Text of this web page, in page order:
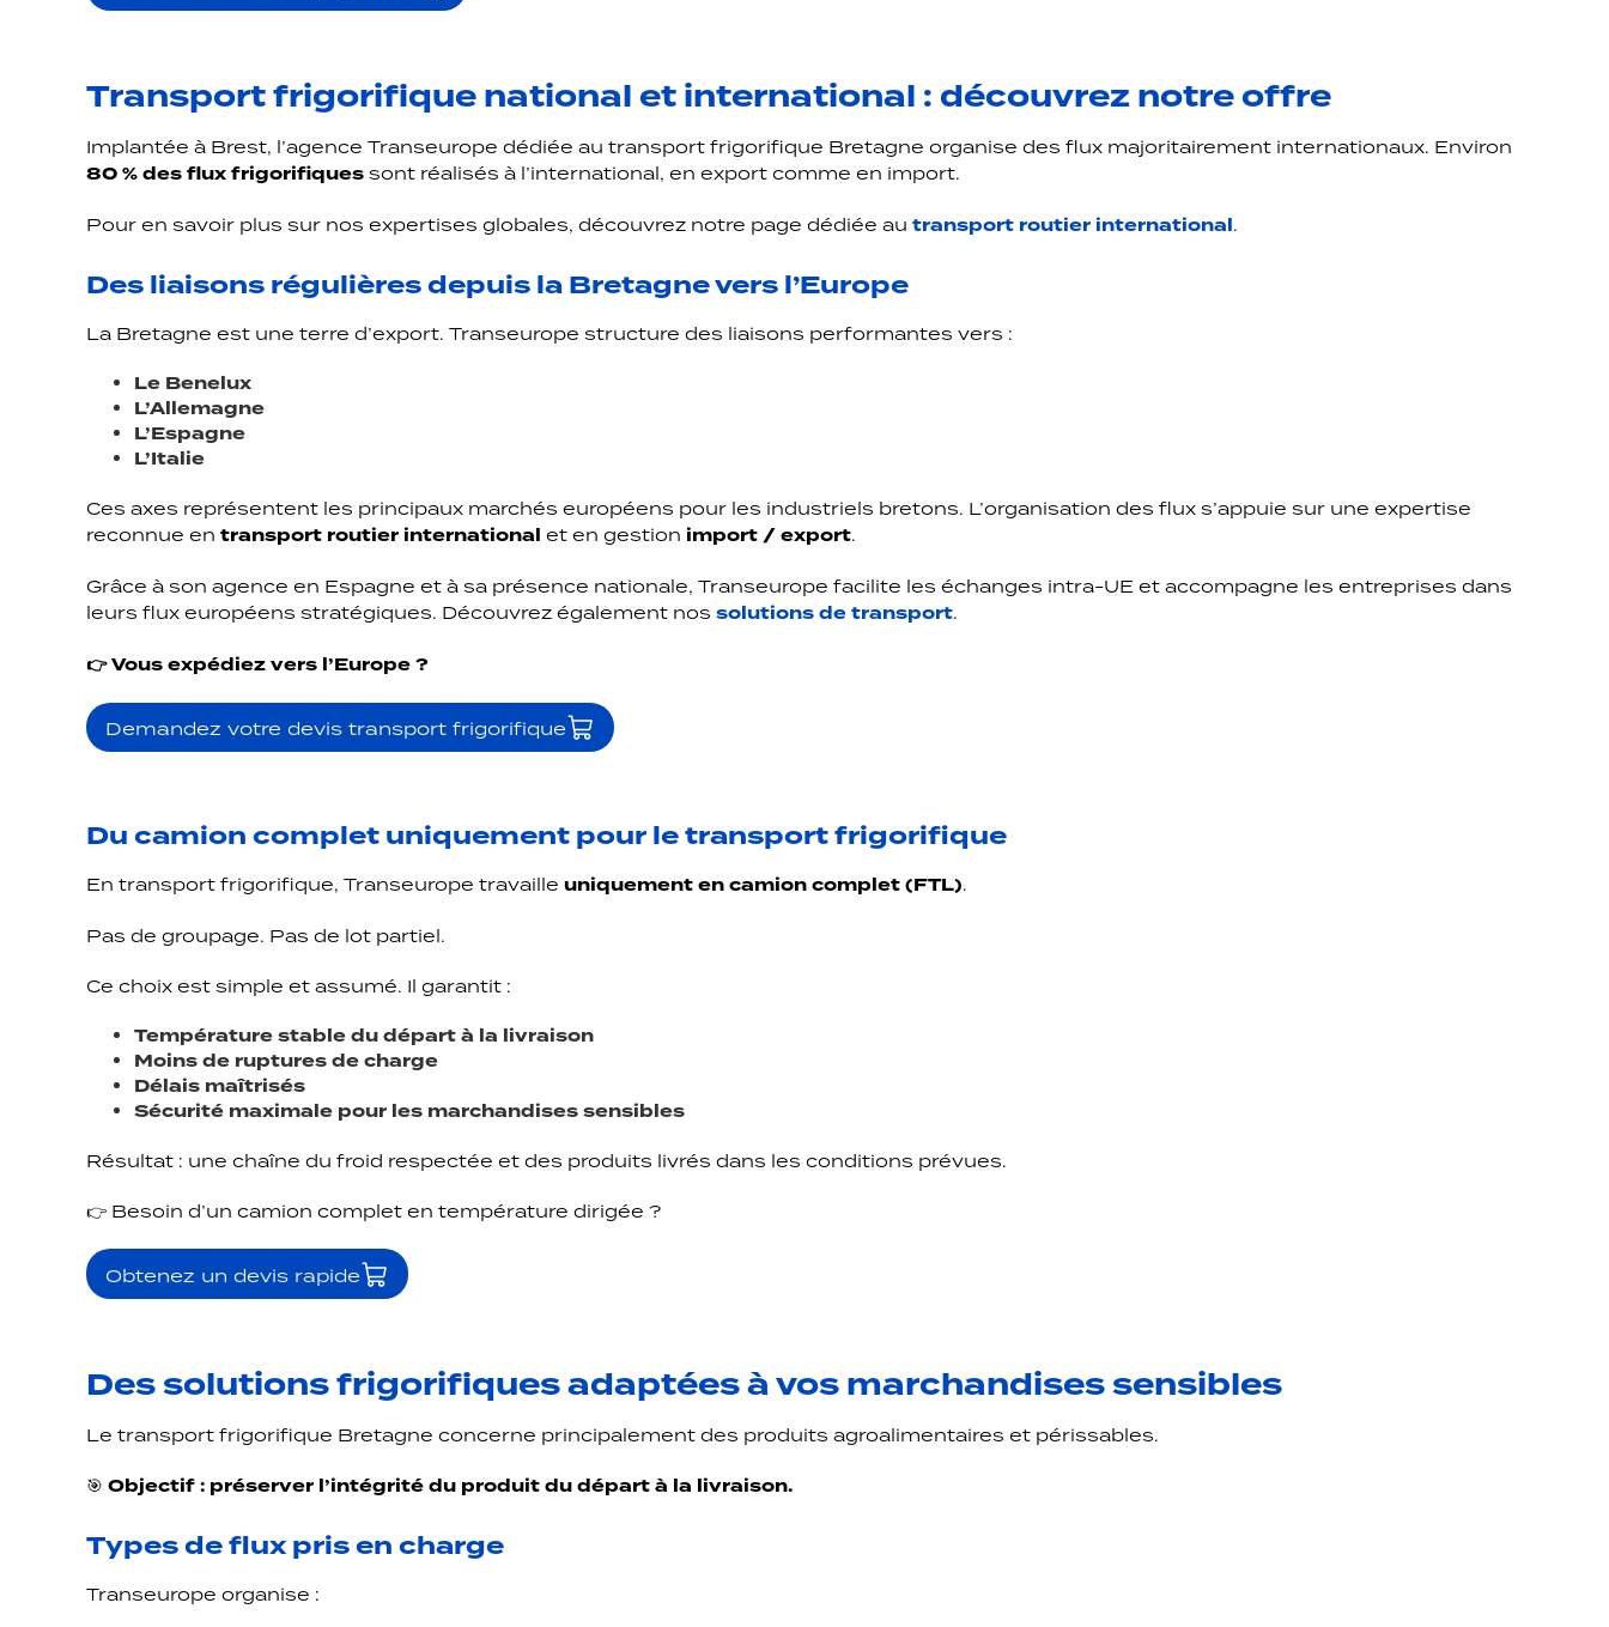
Transport frigorifique national et international : découvrez notre offre
Implantée à Brest, l’agence Transeurope dédiée au transport frigorifique Bretagne organise des flux majoritairement internationaux. Environ
80 % des flux frigorifiques sont réalisés à l’international, en export comme en import.
Pour en savoir plus sur nos expertises globales, découvrez notre page dédiée au transport routier international.
Des liaisons régulières depuis la Bretagne vers l’Europe
La Bretagne est une terre d’export. Transeurope structure des liaisons performantes vers :
Le Benelux
L’Allemagne
L’Espagne
L’Italie
Ces axes représentent les principaux marchés européens pour les industriels bretons. L’organisation des flux s’appuie sur une expertise
reconnue en transport routier international et en gestion import / export.
Grâce à son agence en Espagne et à sa présence nationale, Transeurope facilite les échanges intra-UE et accompagne les entreprises dans
leurs flux européens stratégiques. Découvrez également nos solutions de transport.
👉 Vous expédiez vers l’Europe ?
Demandez votre devis transport frigorifique
Du camion complet uniquement pour le transport frigorifique
En transport frigorifique, Transeurope travaille uniquement en camion complet (FTL).
Pas de groupage. Pas de lot partiel.
Ce choix est simple et assumé. Il garantit :
Température stable du départ à la livraison
Moins de ruptures de charge
Délais maîtrisés
Sécurité maximale pour les marchandises sensibles
Résultat : une chaîne du froid respectée et des produits livrés dans les conditions prévues.
👉 Besoin d’un camion complet en température dirigée ?
Obtenez un devis rapide
Des solutions frigorifiques adaptées à vos marchandises sensibles
Le transport frigorifique Bretagne concerne principalement des produits agroalimentaires et périssables.
🎯 Objectif : préserver l’intégrité du produit du départ à la livraison.
Types de flux pris en charge
Transeurope organise :